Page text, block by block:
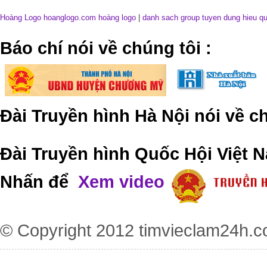
Hoàng Logo hoanglogo.com hoàng logo danh sach group tuyen dung hieu
​Báo chí nói về chúng tôi :
Đài Truyền hình Hà Nội nói về
Đài Truyền hình Quốc Hội Việt
Nhấn để Xem video
© Copyright 2012